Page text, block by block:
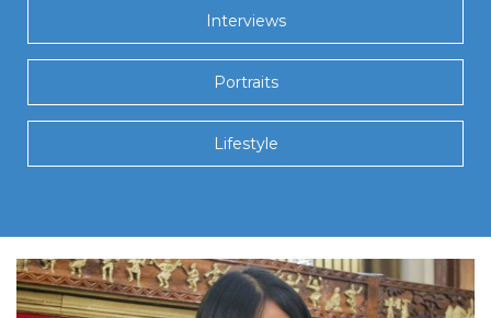
Interviews
Portraits
Lifestyle